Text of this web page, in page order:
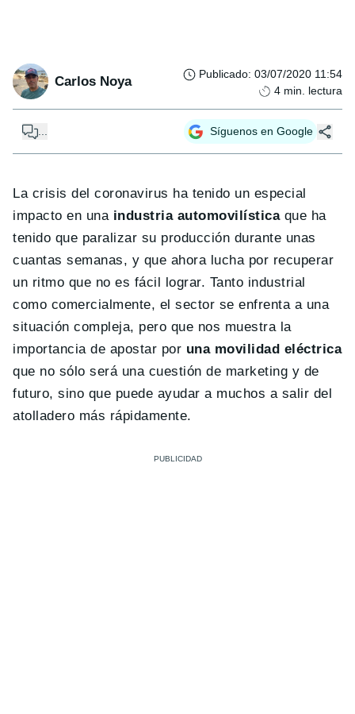
Carlos Noya Publicado: 03/07/2020 11:54
4 min. lectura
... Síguenos en Google
La crisis del coronavirus ha tenido un especial
impacto en unaindustria automovilísticaque ha
tenido que paralizar su producción durante unas
cuantas semanas, y que ahora lucha por recuperar
un ritmo que no es fácil lograr. Tanto industrial
como comercialmente, el sector se enfrenta a una
situación compleja, pero que nos muestra la
importancia de apostar por una movilidad eléctrica
que no sólo será una cuestión de marketing y de
futuro, sino que puede ayudar a muchos a salir del
atolladero más rápidamente.